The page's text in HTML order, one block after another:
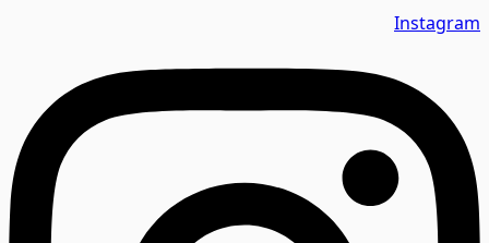
Instagram